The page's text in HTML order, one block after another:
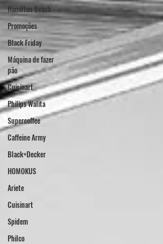
Hamilton Beach
Promoções
Black Friday
Máquina de fazer
pão
Cuisinart
Philips Walita
Supercoffee
Caffeine Army
Black+Decker
HOMOKUS
Ariete
Cuisinart
Spidem
Philco